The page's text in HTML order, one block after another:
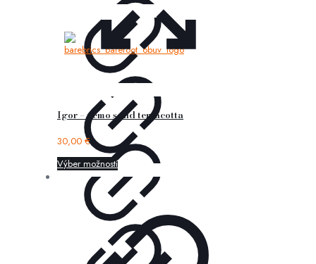
Igor – nemo solid terracotta
30,00 €
Výber možností